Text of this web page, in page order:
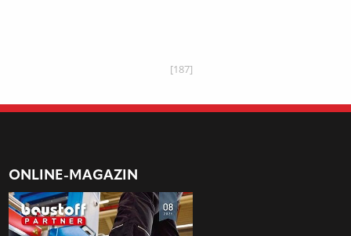
[187]
ONLINE-MAGAZIN